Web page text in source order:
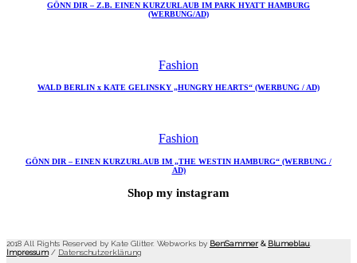
GÖNN DIR – Z.B. EINEN KURZURLAUB IM PARK HYATT HAMBURG
(WERBUNG/AD)
Fashion
WALD BERLIN x KATE GELINSKY „HUNGRY HEARTS“ (WERBUNG / AD)
Fashion
GÖNN DIR – EINEN KURZURLAUB IM „THE WESTIN HAMBURG“ (WERBUNG /
AD)
Shop my instagram
2018 All Rights Reserved by Kate Glitter. Webworks by BenSammer & Blumeblau
Impressum/ Datenschutzerklärung